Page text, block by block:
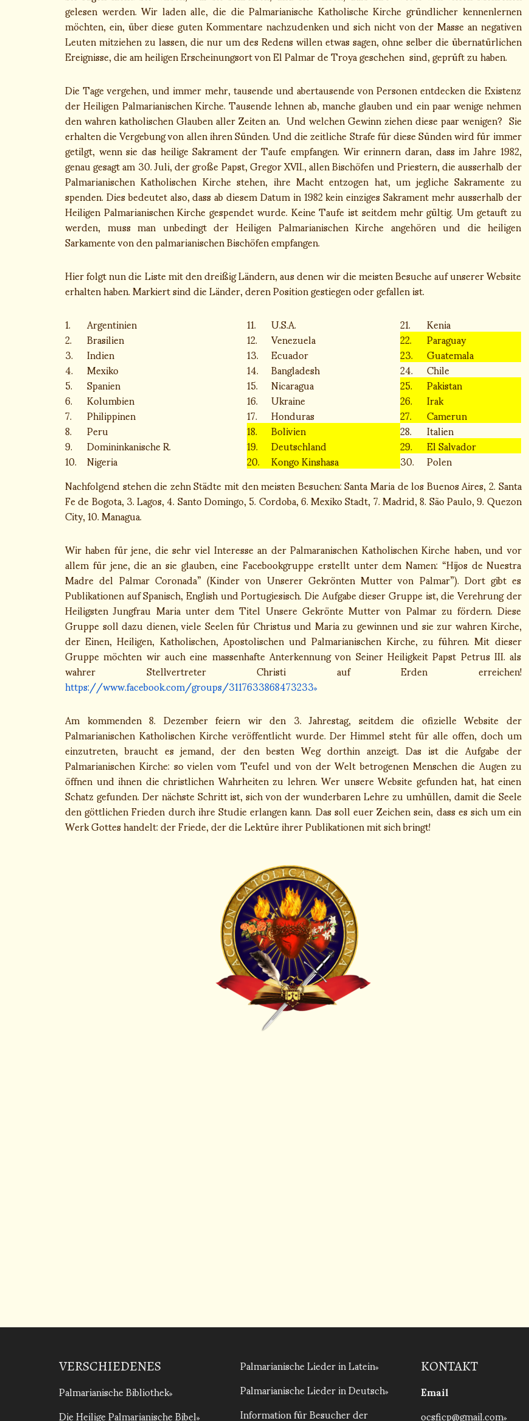
gelesen werden. Wir laden alle, die die Palmarianische Katholische Kirche gründlicher kennenlernen
möchten, ein, über diese guten Kommentare nachzudenken und sich nicht von der Masse an negativen
Leuten mitziehen zu lassen, die nur um des Redens willen etwas sagen, ohne selber die übernatürlichen
Ereignisse, die am heiligen Erscheinungsort von El Palmar de Troya geschehen sind, geprüft zu haben.
Die Tage vergehen, und immer mehr, tausende und abertausende von Personen entdecken die Existenz
der Heiligen Palmarianischen Kirche. Tausende lehnen ab, manche glauben und ein paar wenige nehmen
den wahren katholischen Glauben aller Zeiten an. Und welchen Gewinn ziehen diese paar wenigen? Sie
erhalten die Vergebung von allen ihren Sünden. Und die zeitliche Strafe für diese Sünden wird für immer
getilgt, wenn sie das heilige Sakrament der Taufe empfangen. Wir erinnern daran, dass im Jahre 1982,
genau gesagt am 30. Juli, der große Papst, Gregor XVII., allen Bischöfen und Priestern, die ausserhalb der
Palmarianischen Katholischen Kirche stehen, ihre Macht entzogen hat, um jegliche Sakramente zu
spenden. Dies bedeutet also, dass ab diesem Datum in 1982 kein einziges Sakrament mehr ausserhalb der
Heiligen Palmarianischen Kirche gespendet wurde. Keine Taufe ist seitdem mehr gültig. Um getauft zu
werden, muss man unbedingt der Heiligen Palmarianischen Kirche angehören und die heiligen
Sarkamente von den palmarianischen Bischöfen empfangen.
Hier folgt nun die Liste mit den dreißig Ländern, aus denen wir die meisten Besuche auf unserer Website
erhalten haben. Markiert sind die Länder, deren Position gestiegen oder gefallen ist.
1. Argentinien 11. U.S.A. 21. Kenia
2. Brasilien 12. Venezuela 22. Paraguay
3. Indien 13. Ecuador 23. Guatemala
4. Mexiko 14. Bangladesh 24. Chile
5. Spanien 15. Nicaragua 25. Pakistan
6. Kolumbien 16. Ukraine 26. Irak
7. Philippinen 17. Honduras 27. Camerun
8. Peru 18. Bolivien 28. Italien
9. Domininkanische R. 19. Deutschland 29. El Salvador
10. Nigeria 20. Kongo Kinshasa 30. Polen
Nachfolgend stehen die zehn Städte mit den meisten Besuchen: Santa Maria de los Buenos Aires, 2. Santa
Fe de Bogota, 3. Lagos, 4. Santo Domingo, 5. Cordoba, 6. Mexiko Stadt, 7. Madrid, 8. São Paulo, 9. Quezon
City, 10. Managua.
Wir haben für jene, die sehr viel Interesse an der Palmaranischen Katholischen Kirche haben, und vor
allem für jene, die an sie glauben, eine Facebookgruppe erstellt unter dem Namen: “Hijos de Nuestra
Madre del Palmar Coronada” (Kinder von Unserer Gekrönten Mutter von Palmar”). Dort gibt es
Publikationen auf Spanisch, English und Portugiesisch. Die Aufgabe dieser Gruppe ist, die Verehrung der
Heiligsten Jungfrau Maria unter dem Titel Unsere Gekrönte Mutter von Palmar zu fördern. Diese
Gruppe soll dazu dienen, viele Seelen für Christus und Maria zu gewinnen und sie zur wahren Kirche,
der Einen, Heiligen, Katholischen, Apostolischen und Palmarianischen Kirche, zu führen. Mit dieser
Gruppe möchten wir auch eine massenhafte Anterkennung von Seiner Heiligkeit Papst Petrus III. als
wahrer Stellvertreter Christi auf Erden erreichen!
https://www.facebook.com/groups/3117633868473233
Am kommenden 8. Dezember feiern wir den 3. Jahrestag, seitdem die ofizielle Website der
Palmarianischen Katholischen Kirche veröffentlicht wurde. Der Himmel steht für alle offen, doch um
einzutreten, braucht es jemand, der den besten Weg dorthin anzeigt. Das ist die Aufgabe der
Palmarianischen Kirche: so vielen vom Teufel und von der Welt betrogenen Menschen die Augen zu
öffnen und ihnen die christlichen Wahrheiten zu lehren. Wer unsere Website gefunden hat, hat einen
Schatz gefunden. Der nächste Schritt ist, sich von der wunderbaren Lehre zu umhüllen, damit die Seele
den göttlichen Frieden durch ihre Studie erlangen kann. Das soll euer Zeichen sein, dass es sich um ein
Werk Gottes handelt: der Friede, der die Lektüre ihrer Publikationen mit sich bringt!
VERSCHIEDENES
Palmarianische Bibliothek
Palmarianische Lieder in Latein
Palmarianische Lieder in Deutsch
Information für Besucher der
KONTAKT
Email